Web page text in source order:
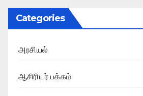
Categories
அரசியல்
ஆசிரியர் பக்கம்